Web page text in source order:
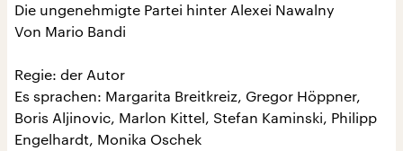
Die ungenehmigte Partei hinter Alexei Nawalny
Von Mario Bandi
Regie: der Autor
Es sprachen: Margarita Breitkreiz, Gregor Höppner,
Boris Aljinovic, Marlon Kittel, Stefan Kaminski, Philipp
Engelhardt, Monika Oschek